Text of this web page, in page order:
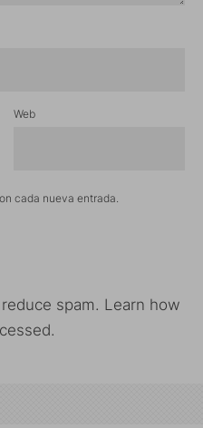
Web
cada nueva entrada.
spam. Learn how